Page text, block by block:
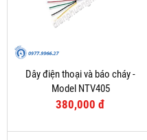
Dây điện thoại và báo cháy -
Model NTV405
380,000 đ